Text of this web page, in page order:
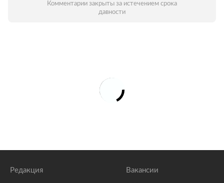
Комментарии закрыты за истечением срока
давности
Редакция Вакансии